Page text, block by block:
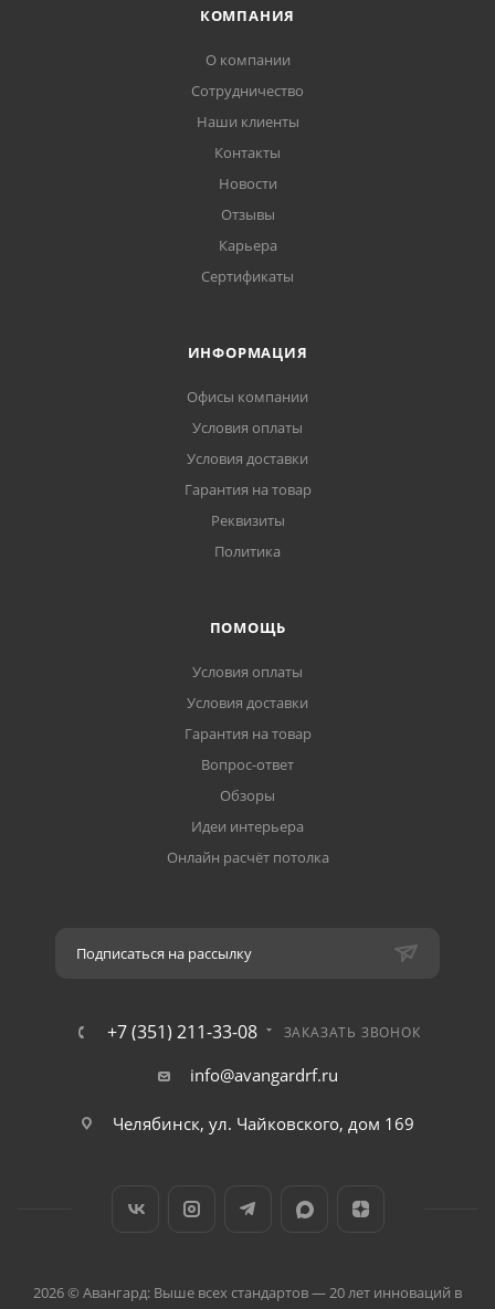
КОМПАНИЯ
О компании
Сотрудничество
Наши клиенты
Контакты
Новости
Отзывы
Карьера
Сертификаты
ИНФОРМАЦИЯ
Офисы компании
Условия оплаты
Условия доставки
Гарантия на товар
Реквизиты
Политика
ПОМОЩЬ
Условия оплаты
Условия доставки
Гарантия на товар
Вопрос-ответ
Обзоры
Идеи интерьера
Онлайн расчёт потолка
Подписаться на рассылку
+7 (351) 211-33-08 ЗАКАЗАТЬ ЗВОНОК
info@avangardrf.ru
Челябинск, ул. Чайковского, дом 169
2026 © Авангард: Выше всех стандартов — 20 лет инноваций в